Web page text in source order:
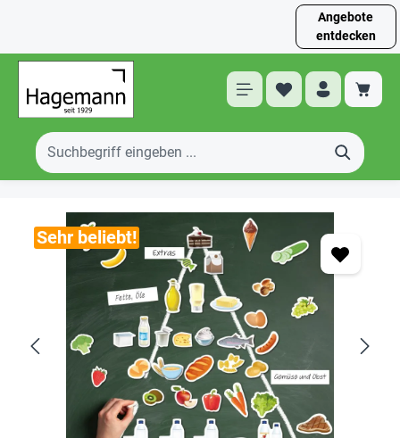
Angebote
entdecken
Sehr beliebt!